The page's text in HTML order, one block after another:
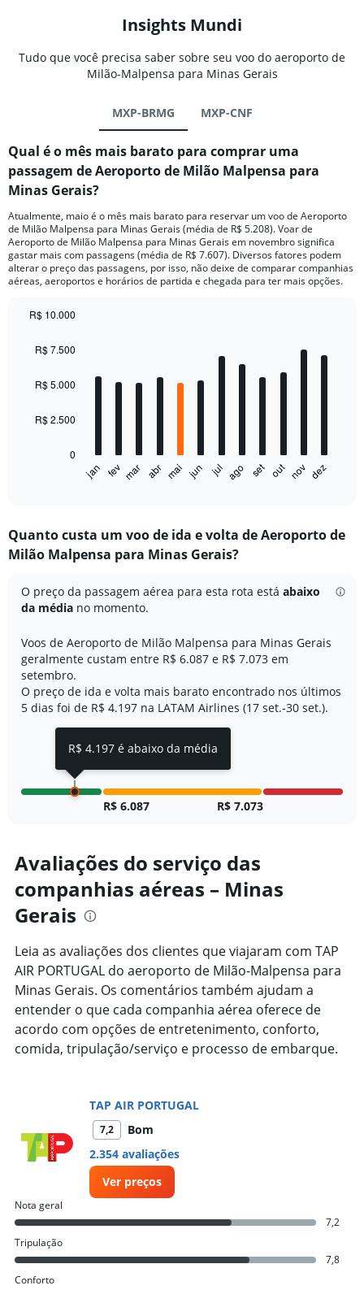
Insights Mundi
Tudo que você precisa saber sobre seu voo do aeroporto de
Milão-Malpensa para Minas Gerais
MXP-BRMG MXP-CNF
Qual é o mês mais barato para comprar uma
passagem de Aeroporto de Milão Malpensa para
Minas Gerais?
Atualmente, maio é o mês mais barato para reservar um voo de Aeroporto
de Milão Malpensa para Minas Gerais (média de R$ 5.208). Voar de
Aeroporto de Milão Malpensa para Minas Gerais em novembro significa
gastar mais com passagens (média de R$ 7.607). Diversos fatores podem
alterar o preço das passagens, por isso, não deixe de comparar companhias
aéreas, aeroportos e horários de partida e chegada para ter mais opções.
chart
with
bars.
The
chart
Range:
12
The
chart
has
Y
axis
displaying
values.
Range:
jan fev mar abr mai jun jul ago set out nov dez
0
R$ 2.500
R$ 5.000
R$ 7.500
R$ 10.000
Quanto custa um voo de ida e volta de Aeroporto de
Milão Malpensa para Minas Gerais?
O preço da passagem aérea para esta rota está abaixo
da média no momento.
Voos de Aeroporto de Milão Malpensa para Minas Gerais
geralmente custam entre R$ 6.087 e R$ 7.073 em
setembro.
O preço de ida e volta mais barato encontrado nos últimos
5 dias foi de R$ 4.197 na LATAM Airlines (17 set.-30 set.).
R$ 6.087 R$ 7.073
Avaliações do serviço das
companhias aéreas – Minas
Gerais
Leia as avaliações dos clientes que viajaram com TAP
AIR PORTUGAL do aeroporto de Milão-Malpensa para
Minas Gerais. Os comentários também ajudam a
entender o que cada companhia aérea oferece de
acordo com opções de entretenimento, conforto,
comida, tripulação/serviço e processo de embarque.
TAP AIR PORTUGAL
7,2
Bom
2.354 avaliações
Ver preços
Nota geral
7,2
Tripulação
7,8
Conforto
R$ 4.197 é abaixo da média